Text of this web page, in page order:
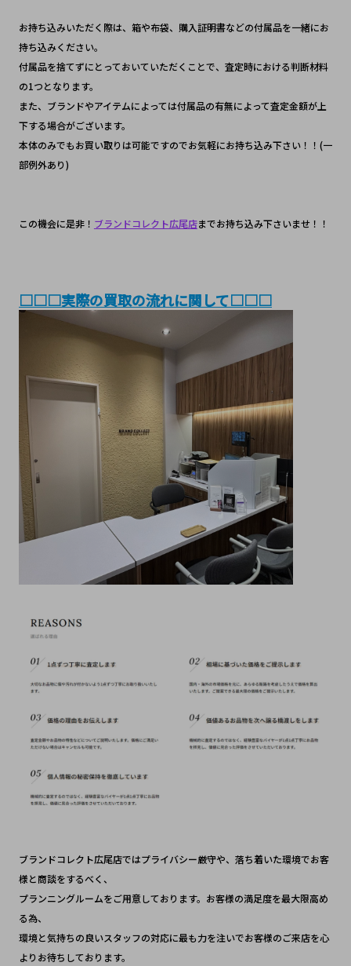
お持ち込みいただく際は、箱や布袋、購入証明書などの付属品を一緒にお
持ち込みください。
付属品を捨てずにとっておいていただくことで、査定時における判断材料
の1つとなります。
また、ブランドやアイテムによっては付属品の有無によって査定金額が上
下する場合がございます。
本体のみでもお買い取りは可能ですのでお気軽にお持ち込み下さい！！(一
部例外あり)
この機会に是非！ ブランドコレクト広尾店までお持ち込み下さいませ！！
□□□実際の買取の流れに関して□□□
ブランドコレクト広尾店ではプライバシー厳守や、落ち着いた環境でお客
様と商談をするべく、
プランニングルームをご用意しております。お客様の満足度を最大限高め
る為、
環境と気持ちの良いスタッフの対応に最も力を注いでお客様のご来店を心
よりお待ちしております。